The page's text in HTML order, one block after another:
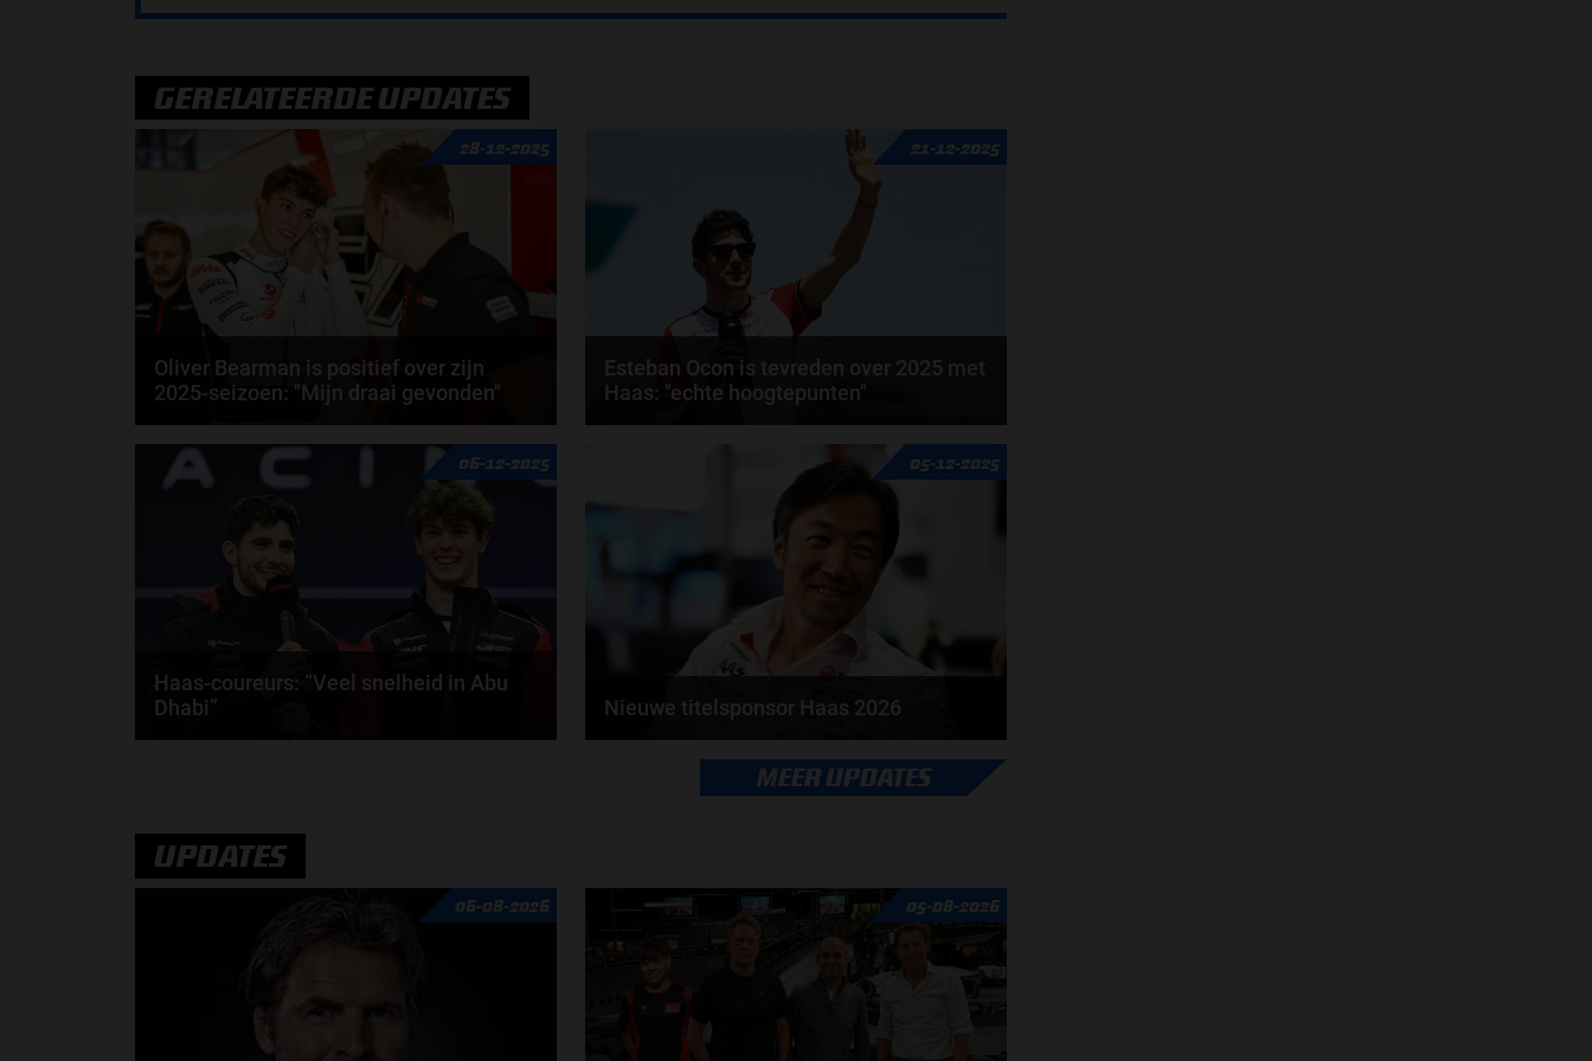
GERELATEERDE UPDATES
28-12-2025
Oliver Bearman is positief over zijn
2025-seizoen: "Mijn draai gevonden"
We hadden in 2025 een flink aantal rookies. Eén
daarvan was Haas-coureur Oliver Bearman. Dit
Elvira Kieboom
21-12-2025
Esteban Ocon is tevreden over 2025 met
Haas: "echte hoogtepunten"
Meer dan de helft van de 2026-coureurs rijdt al meer
dan 5 jaar mee binnen de Formule 1. Esteban...
06-12-2025
Haas-coureurs: “Veel snelheid in Abu
Dhabi”
doorTim Koenders
05-12-2025
Nieuwe titelsponsor Haas 2026
Haas heeft donderdag 4 december bekend gemaakt
dat TOYOTA GAZOO Racing (TGR) de nieuwe
MEER UPDATES
UPDATES
06-08-2026 05-08-2026